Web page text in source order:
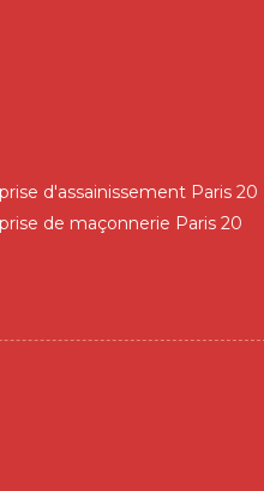
d'assainissement Paris 20
de maçonnerie Paris 20